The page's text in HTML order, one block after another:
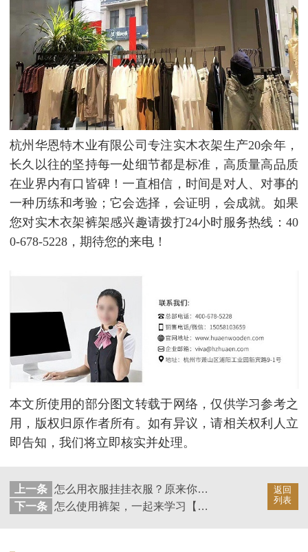
杭州华恩特木业有限公司专注实木衣架生产20余年，
长久以往的坚持每一处细节都是标准，高质量高品质
在业界内有口皆碑！一直相信，时间是对人、对事的
一种历练和考验；它会选择，会证明，会成就。如果
您对实木衣架裤架感兴趣请拨打24小时服务热线：40
0-678-5228，期待您的来电！
本文所使用的部分图文转载于网络，仅供学习参考之
用，版权归原作者所有。如有异议，请相关权利人立
即告知，我们将立即核实并处理。
返回
列表
上一条
怎么用衣服挂挂衣服？原来你一直挂错了【华恩衣架】
下一条
怎么使用裤架，一起来学习【华恩衣架】